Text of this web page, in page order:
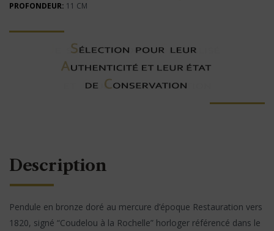
PROFONDEUR: 11 CM
Description
Pendule en bronze doré au mercure d’époque Restauration vers
1820, signé “Coudelou à la Rochelle” horloger référencé dans le